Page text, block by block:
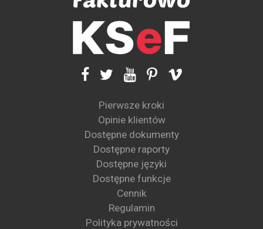
Pierwsze kroki
Opinie klientów
Dostępne dokumenty
Dostępne raporty
Dostępne języki
Dostępne funkcje
Cennik
Regulamin
Polityka prywatności